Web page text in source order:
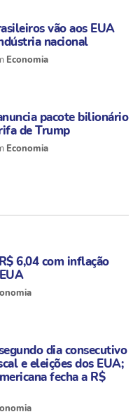
vão aos EUA
nacional
Economia
pacote bilionário
de Trump
Economia
6,04 com inflação
dia consecutivo
e eleições dos EUA;
fecha a R$